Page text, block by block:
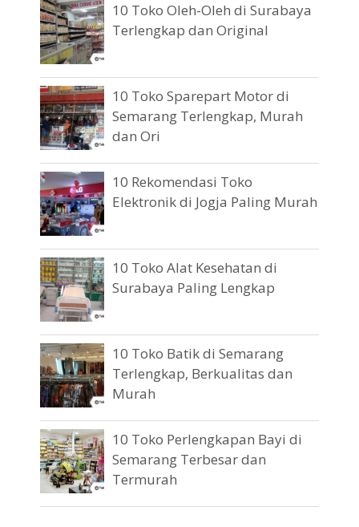
10 Toko Oleh-Oleh di Surabaya
Terlengkap dan Original
10 Toko Sparepart Motor di
Semarang Terlengkap, Murah
dan Ori
10 Rekomendasi Toko
Elektronik di Jogja Paling Murah
10 Toko Alat Kesehatan di
Surabaya Paling Lengkap
10 Toko Batik di Semarang
Terlengkap, Berkualitas dan
Murah
10 Toko Perlengkapan Bayi di
Semarang Terbesar dan
Termurah